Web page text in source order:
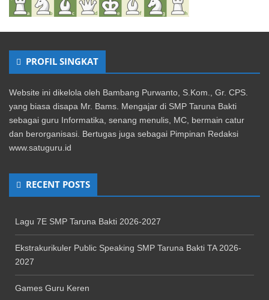
PROFIL SINGKAT
Website ini dikelola oleh Bambang Purwanto, S.Kom., Gr. CPS.
yang biasa disapa Mr. Bams. Mengajar di SMP Taruna Bakti
sebagai guru Informatika, senang menulis, MC, bermain catur
dan berorganisasi. Bertugas juga sebagai Pimpinan Redaksi
www.satuguru.id
RECENT POSTS
Lagu 7E SMP Taruna Bakti 2026-2027
Ekstrakurikuler Public Speaking SMP Taruna Bakti TA 2026-
2027
Games Guru Keren